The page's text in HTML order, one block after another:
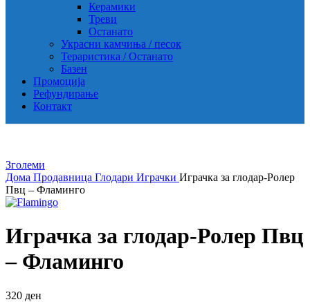
Керамики
Треви
Останато
Украсни камчиња / песок
Тераристика / Останато
Базен
Промоција
Рефундирање
Контакт
Зголеми
Дома Продавница Глодари Играчки Играчка за глодар-Ролер
Пвц – Фламинго
Играчка за глодар-Ролер Пвц
– Фламинго
320 ден